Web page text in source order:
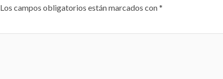
Los campos obligatorios están marcados con*